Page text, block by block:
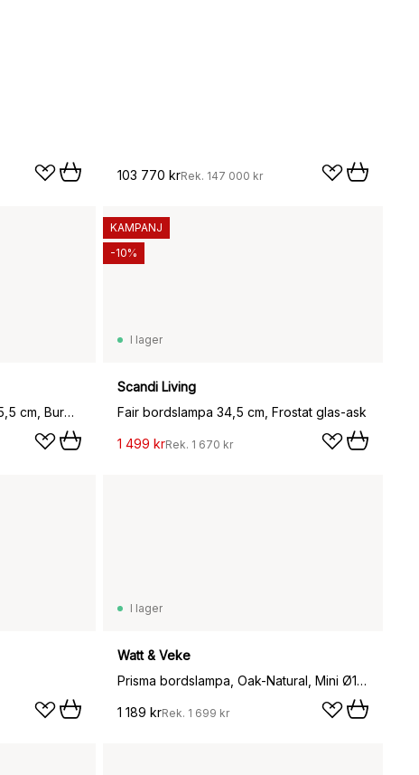
103 770 krRek. 147 000 kr
Halo portabel bordslampa 25,5 cm, Burgundy
I lager
Scandi Living
Fair bordslampa 34,5 cm, Frostat glas-ask
1 499 krRek. 1 670 kr
KAMPANJ
-10%
I lager
Watt & Veke
Prisma bordslampa, Oak-Natural, Mini Ø16x24,3 cm
1 189 krRek. 1 699 kr